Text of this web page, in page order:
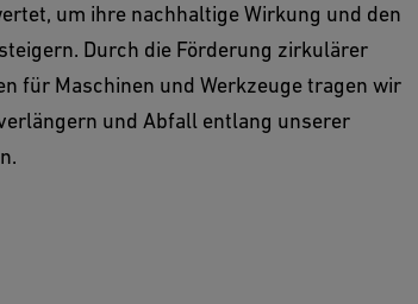
um ihre nachhaltige Wirkung und den
Durch die Förderung zirkulärer
für Maschinen und Werkzeuge tragen wir
und Abfall entlang unserer